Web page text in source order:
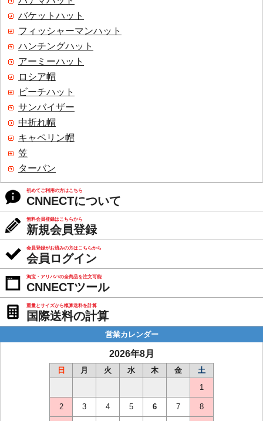
バケットハット
フィッシャーマンハット
ハンチングハット
アーミーハット
ロシア帽
ビーチハット
サンバイザー
中折れ帽
キャペリン帽
笠
ターバン
初めてご利用の方はこちら
CNNECTについて
無料会員登録はこちらから
新規会員登録
会員登録がお済みの方はこちらから
会員ログイン
淘宝・アリババの全商品を注文可能
CNNECTツール
重量とサイズから概算送料を計算
国際送料の計算
営業カレンダー
2026年8月
日 月 火 水 木 金
土
1
2 3 4 5 6 7 8